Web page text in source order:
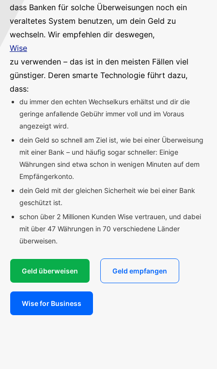
dass Banken für solche Überweisungen noch ein
veraltetes System benutzen, um dein Geld zu
wechseln. Wir empfehlen dir deswegen,
Wise
zu verwenden – das ist in den meisten Fällen viel
günstiger. Deren smarte Technologie führt dazu,
dass:
du immer den echten Wechselkurs erhältst und dir die
geringe anfallende Gebühr immer voll und im Voraus
angezeigt wird.
dein Geld so schnell am Ziel ist, wie bei einer Überweisung
mit einer Bank – und häufig sogar schneller: Einige
Währungen sind etwa schon in wenigen Minuten auf dem
Empfängerkonto.
dein Geld mit der gleichen Sicherheit wie bei einer Bank
geschützt ist.
schon über 2 Millionen Kunden Wise vertrauen, und dabei
mit über 47 Währungen in 70 verschiedene Länder
überweisen.
Geld überweisen Geld empfangen
Wise for Business